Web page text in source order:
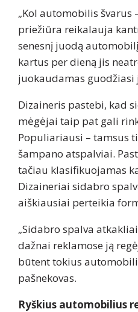
„Kol automobilis
priežiūra reikalauja
senesnį juodą
kartus per dieną jis
juokaudamas guodžiasi
Dizaineris pastebi, kad
mėgėjai taip pat gali
Populiariausi – tamsus
šampano atspalviai.
tačiau klasifikuojamas
Dizaineriai sidabro
aiškiausiai perteikia
„Sidabro spalva
dažnai reklamose ją
būtent tokius
pašnekovas.
Ryškius automobilius